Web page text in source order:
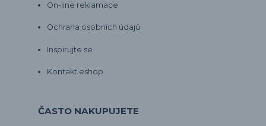
On-line reklamace
Ochrana osobních údajů
Inspirujte se
Kontakt eshop
ČASTO NAKUPUJETE